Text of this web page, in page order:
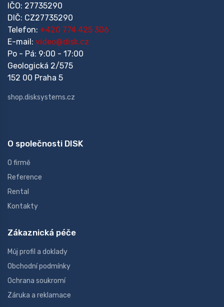
IČO: 27735290
DIČ: CZ27735290
Telefon: +420 774 425 306
E-mail: video@disk.cz
Po - Pá: 9:00 - 17:00
Geologická 2/575
152 00 Praha 5
shop.disksystems.cz
O společnosti DISK
O firmě
Reference
Rental
Kontakty
Zákaznická péče
Můj profil a doklady
Obchodní podmínky
Ochrana soukromí
Záruka a reklamace